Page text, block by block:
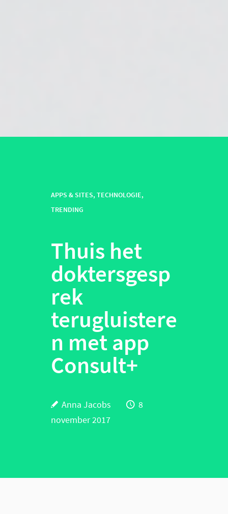
APPS & SITES,TECHNOLOGIE,
TRENDING
Thuis het
doktersgesp
rek
terugluistere
n met app
Consult+
Anna Jacobs
8
november 2017